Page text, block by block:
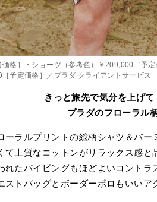
格］・ショーツ（参考色）￥209,000［予
予定価格］／プラダ クライアントサービス
きっと旅先で気分を上げて
プラダのフローラル
ーラルプリントの総柄シャツ＆バ
て上質なコットンがリラックス感
れたパイピングもほどよいコント
ストバッグとボーダーポロもいいア